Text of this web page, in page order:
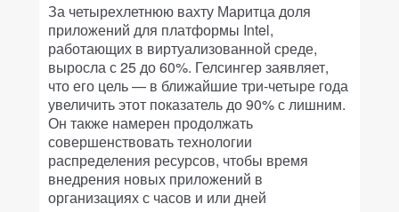
За четырехлетнюю вахту Маритца доля
приложений для платформы Intel,
работающих в виртуализованной среде,
выросла с 25 до 60%. Гелсингер заявляет,
что его цель — в ближайшие три-четыре года
увеличить этот показатель до 90% с лишним.
Он также намерен продолжать
совершенствовать технологии
распределения ресурсов, чтобы время
внедрения новых приложений в
организациях с часов и или дней